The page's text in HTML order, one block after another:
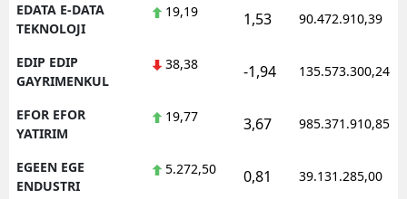
EDATA E-DATA
TEKNOLOJI
19,19 1,53 90.472.910,39
EDIP EDIP
GAYRIMENKUL
38,38 -1,94 135.573.300,24
EFOR EFOR
YATIRIM
19,77 3,67 985.371.910,85
EGEEN EGE
ENDUSTRI
5.272,50 0,81 39.131.285,00